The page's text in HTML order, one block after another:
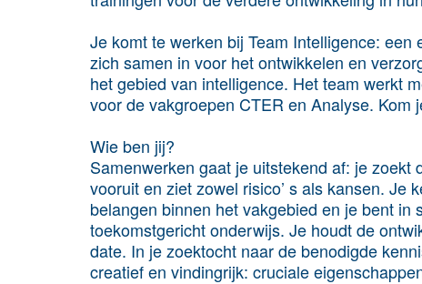
Je komt te werken bij Team Intelligence:
zich samen in voor het ontwikkelen en
het gebied van intelligence. Het team werkt
voor de vakgroepen CTER en Analyse. Kom
Wie ben jij?
Samenwerken gaat je uitstekend af: je
vooruit en ziet zowel risico’ s als kansen. Je
belangen binnen het vakgebied en je bent
toekomstgericht onderwijs. Je houdt de
date. In je zoektocht naar de benodigde
creatief en vindingrijk: cruciale